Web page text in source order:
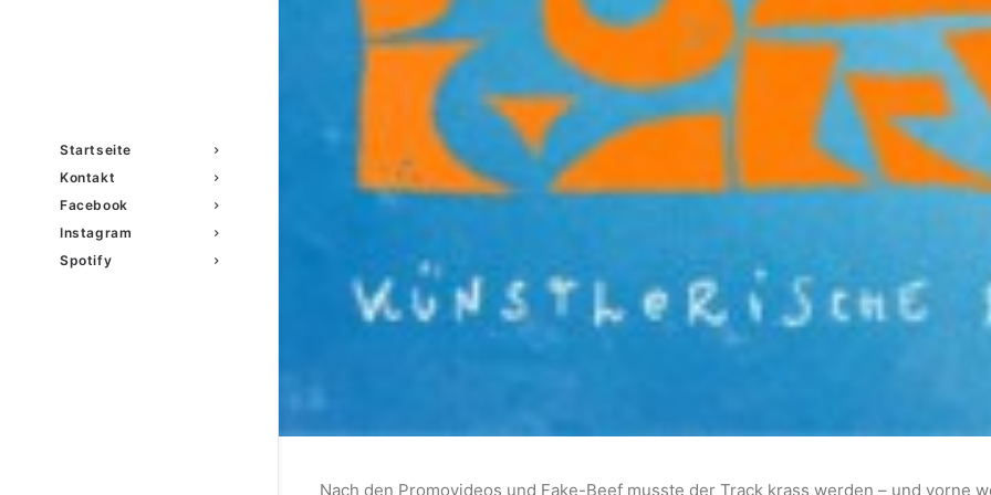
Startseite
Kontakt
Facebook
Instagram
Spotify
Nach den Promovideos und Fake-Beef musste der Track krass werden – und vorne